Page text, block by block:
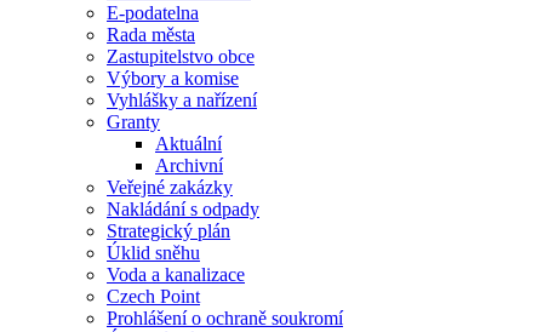
E-podatelna
Rada města
Zastupitelstvo obce
Výbory a komise
Vyhlášky a nařízení
Granty
Aktuální
Archivní
Veřejné zakázky
Nakládání s odpady
Strategický plán
Úklid sněhu
Voda a kanalizace
Czech Point
Prohlášení o ochraně soukromí